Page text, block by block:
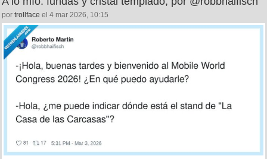
por trollface el 4 mar 2026, 10:15